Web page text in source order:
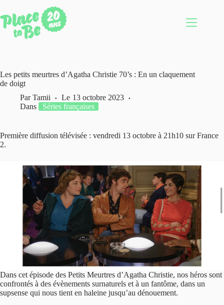
au
contenu
Les petits meurtres d’Agatha Christie 70’s : En un claquement
de doigt
Par Tamii Le 13 octobre 2023
Dans
Séries françaises
Première diffusion télévisée : vendredi 13 octobre à 21h10 sur France
2.
Dans cet épisode des Petits Meurtres d’Agatha Christie, nos héros sont
confrontés à des évènements surnaturels et à un fantôme, dans un
supsense qui nous tient en haleine jusqu’au dénouement.